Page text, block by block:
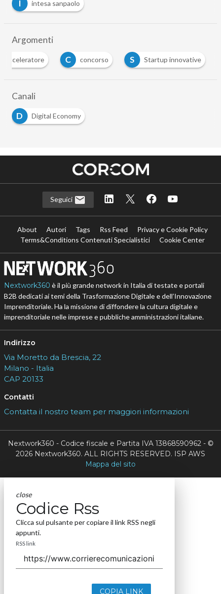
I intesa sanpaolo
Argomenti
acceleratore C concorso S Startup innovative
Canali
D
Digital Economy
Seguici
About Autori Tags Rss Feed
Privacy e Cookie Policy
Terms&Conditions Contenuti Specialistici
Cookie Center
Nextwork360 è il più grande network in Italia di testate e portali
B2B dedicati ai temi della Trasformazione Digitale e dell’Innovazione
Imprenditoriale. Ha la missione di diffondere la cultura digitale e
imprenditoriale nelle imprese e pubbliche amministrazioni italiane.
Indirizzo
Via Moretto da Brescia, 22
Milano - Italia
CAP 20133
Contatti
Contatta il nostro team per maggiori informazioni
Nextwork360 - Codice fiscale e Partita IVA 13868590962 - ©
2026 Nextwork360. ALL RIGHTS RESERVED. ISP AWS
Mappa del sito
close
Codice Rss
Clicca sul pulsante per copiare il link RSS negli
appunti.
RSS link
COPIA LINK